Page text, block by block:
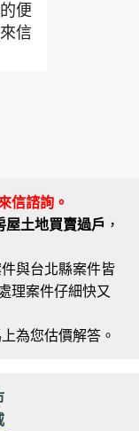
便
信
信諮詢。
屋土地買賣過戶 ，
與台北縣案件皆
理案件仔細快又
為您估價解答。